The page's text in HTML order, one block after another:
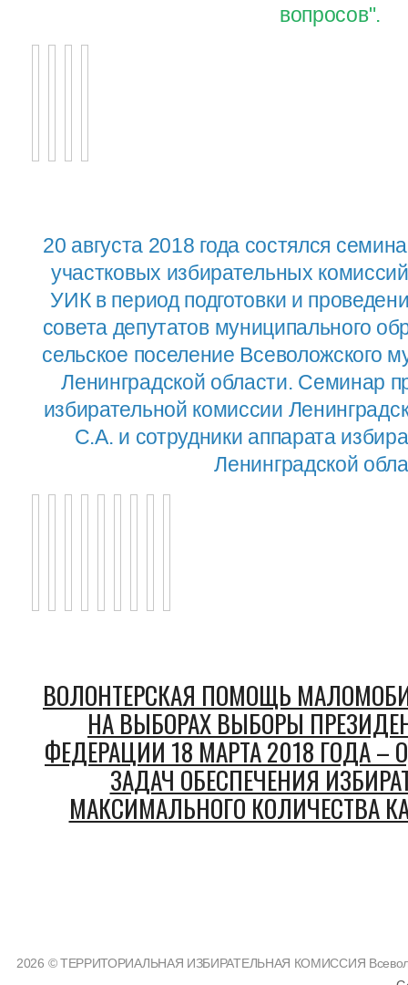
вопросов".
20 августа 2018 года состялся
участковых избирательных
УИК в период подготовки и
совета депутатов муниципального
сельское поселение Всеволожского
Ленинградской области. Семинар
избирательной комиссии
С.А. и сотрудники аппарата
Ленинградской
ВОЛОНТЕРСКАЯ ПОМОЩЬ
НА ВЫБОРАХ ВЫБОРЫ
ФЕДЕРАЦИИ 18 МАРТА 2018 ГОДА
ЗАДАЧ ОБЕСПЕЧЕНИЯ
МАКСИМАЛЬНОГО КОЛИЧЕСТВА
2026 © ТЕРРИТОРИАЛЬНАЯ ИЗБИРАТЕЛЬНАЯ КОМИССИЯ